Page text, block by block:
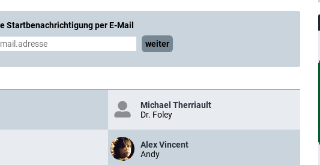
Startbenachrichtigung per E-Mail
weiter
Michael Therriault
Dr. Foley
Alex Vincent
Andy